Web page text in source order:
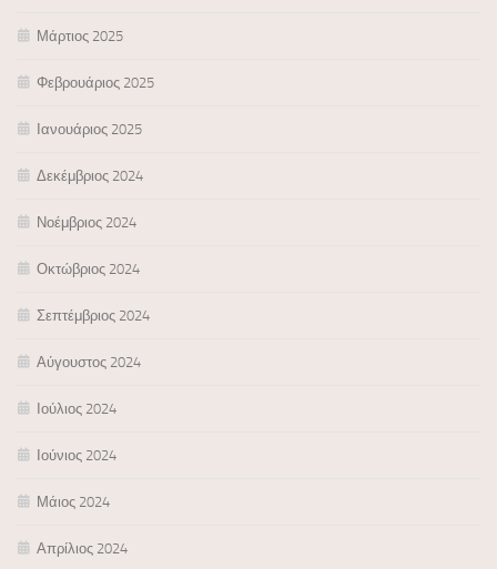
Μάρτιος 2025
Φεβρουάριος 2025
Ιανουάριος 2025
Δεκέμβριος 2024
Νοέμβριος 2024
Οκτώβριος 2024
Σεπτέμβριος 2024
Αύγουστος 2024
Ιούλιος 2024
Ιούνιος 2024
Μάιος 2024
Απρίλιος 2024